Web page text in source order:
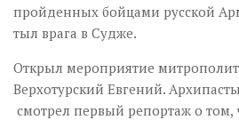
пройденных бойцами русской
тыл врага в Судже.
Открыл мероприятие
Верхотурский Евгений.
смотрел первый репортаж о том,